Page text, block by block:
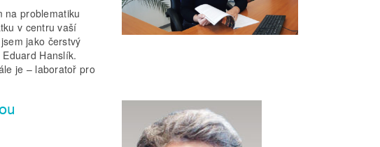
na problematiku
v centru vaší
jako čerstvý
Hanslík.
je – laboratoř pro